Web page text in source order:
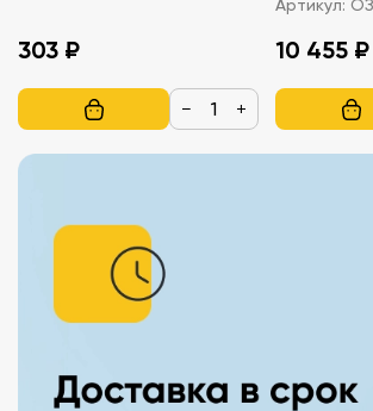
303 ₽
− +
Артикул:
10 455 ₽